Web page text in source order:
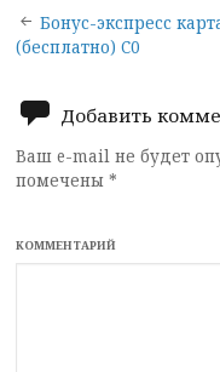
Post
Бонус-экспресс
(бесплатно) C0
Добавить
Ваш e-mail не будет
помечены *
КОММЕНТАРИЙ